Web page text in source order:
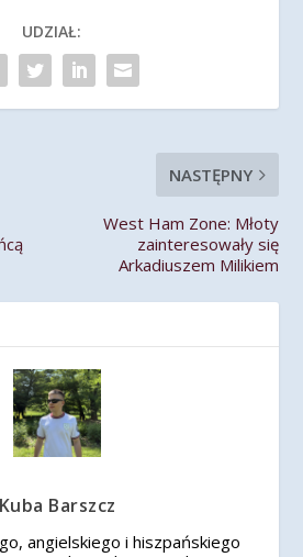
UDZIAŁ:
NASTĘPNY
West Ham Zone: Młoty
zainteresowały się
Arkadiuszem Milikiem
Kuba Barszcz
angielskiego i hiszpańskiego